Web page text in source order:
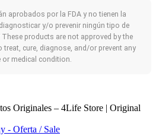
aprobados por la FDA y no tienen la
y/o prevenir ningún tipo de
products are not approved by the
treat, cure, diagnose, and/or prevent any
or medical condition.
Originales – 4Life Store | Original